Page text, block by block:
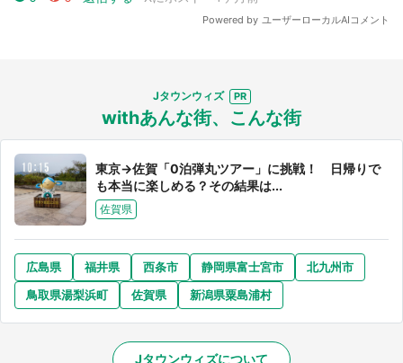
Jタウンウィズ
withあんな街、こんな街
東京→佐賀「0泊弾丸ツアー」に挑戦！ 日帰りで
も本当に楽しめる？その結果は...
佐賀県
広島県 福井県 西条市 静岡県富士宮市
北九州市
鳥取県湯梨浜町
佐賀県 新潟県粟島浦村
Jタウンウィズについて